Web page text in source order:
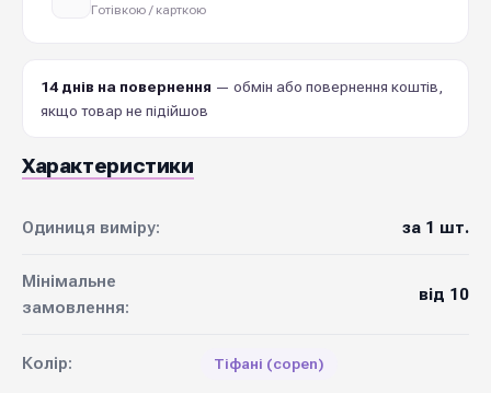
Готівкою / карткою
14 днів на повернення — обмін або повернення коштів,
якщо товар не підійшов
Характеристики
Одиниця виміру: за 1 шт.
Мінімальне
замовлення:
від 10
Колір: Тіфані (copen)